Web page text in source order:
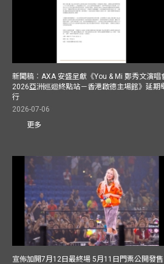
新聞稿︰AXA 安盛呈獻《You & Mi 鄭秀文演唱
2026亞洲巡迴終點站－香港啟德主場館》延期
行
2026-07-06
更多
宣佈加開7月12日最終場 5月11日門票公開發售